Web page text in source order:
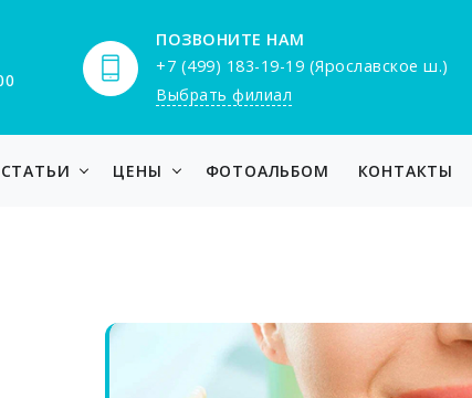
ПОЗВОНИТЕ НАМ
+7 (499) 183-19-19 (Ярославское ш.)
Выбрать филиал
СТАТЬИ ЦЕНЫ ФОТОАЛЬБОМ КОНТАКТЫ